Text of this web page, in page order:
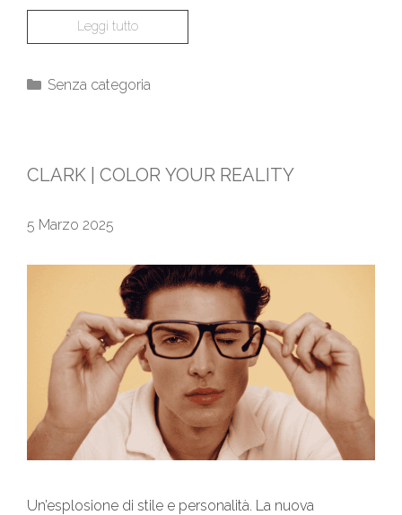
Leggi tutto
Senza categoria
CLARK | COLOR YOUR REALITY
5 Marzo 2025
Un’esplosione di stile e personalità. La nuova